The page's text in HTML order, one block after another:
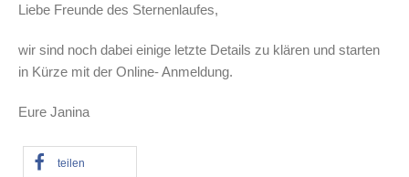
Liebe Freunde des Sternenlaufes,
wir sind noch dabei einige letzte Details zu klären und starten
in Kürze mit der Online- Anmeldung.
Eure Janina
teilen